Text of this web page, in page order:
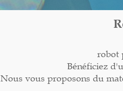
robot
Bénéficiez
Nous vous proposons du